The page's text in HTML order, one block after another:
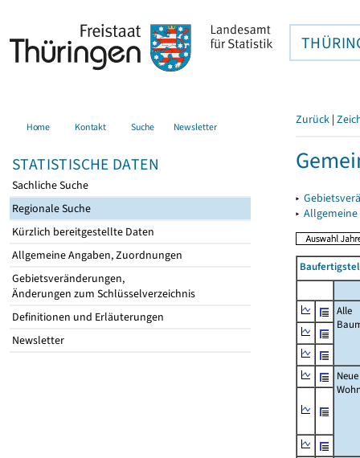
Home Kontakt Suche Newsletter
STATISTISCHE DATEN
Sachliche Suche
Regionale Suche
Kürzlich bereitgestellte Daten
Allgemeine Angaben, Zuordnungen
Gebietsveränderungen,
Änderungen zum Schlüsselverzeichnis
Definitionen und Erläuterungen
Newsletter
Zurück |
▸
▸
Alle
Neue